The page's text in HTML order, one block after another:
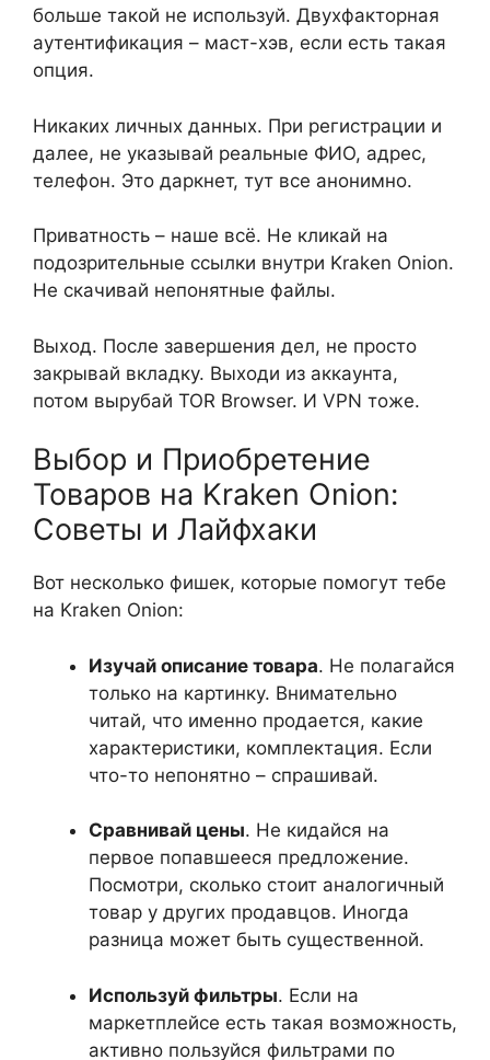
больше такой не используй. Двухфакторная
аутентификация – маст-хэв, если есть такая
опция.
Никаких личных данных. При регистрации и
далее, не указывай реальные ФИО, адрес,
телефон. Это даркнет, тут все анонимно.
Приватность – наше всё. Не кликай на
подозрительные ссылки внутри Kraken Onion.
Не скачивай непонятные файлы.
Выход. После завершения дел, не просто
закрывай вкладку. Выходи из аккаунта,
потом вырубай TOR Browser. И VPN тоже.
Выбор и Приобретение
Товаров на Kraken Onion:
Советы и Лайфхаки
Вот несколько фишек, которые помогут тебе
на Kraken Onion:
Изучай описание товара. Не полагайся
только на картинку. Внимательно
читай, что именно продается, какие
характеристики, комплектация. Если
что-то непонятно – спрашивай.
Сравнивай цены. Не кидайся на
первое попавшееся предложение.
Посмотри, сколько стоит аналогичный
товар у других продавцов. Иногда
разница может быть существенной.
Используй фильтры. Если на
маркетплейсе есть такая возможность,
активно пользуйся фильтрами по